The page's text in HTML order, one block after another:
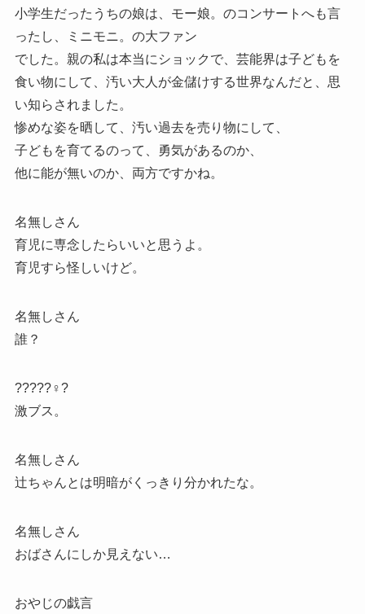
小学生だったうちの娘は、モー娘。のコンサートへも言
ったし、ミニモニ。の大ファン
でした。親の私は本当にショックで、芸能界は子どもを
食い物にして、汚い大人が金儲けする世界なんだと、思
い知らされました。
惨めな姿を晒して、汚い過去を売り物にして、
子どもを育てるのって、勇気があるのか、
他に能が無いのか、両方ですかね。
名無しさん
育児に専念したらいいと思うよ。
育児すら怪しいけど。
名無しさん
誰？
?????♀?
激ブス。
名無しさん
辻ちゃんとは明暗がくっきり分かれたな。
名無しさん
おばさんにしか見えない…
おやじの戯言